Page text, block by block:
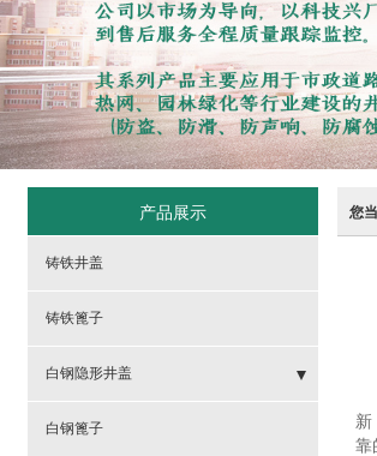
您
新
靠
产品展示
铸铁井盖
铸铁篦子
白钢隐形井盖
- 隐形井盖
白钢篦子